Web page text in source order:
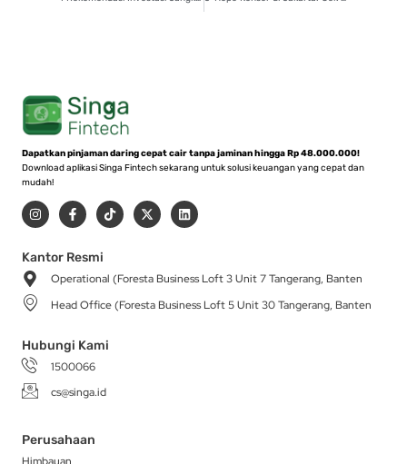
Dapatkan pinjaman daring cepat cair tanpa jaminan hingga Rp 48.000.000!
Download aplikasi Singa Fintech sekarang untuk solusi keuangan yang cepat dan
mudah!
I
n
s
a
g
r
a
m
F
a
c
b
o
-
T
i
k
X
-
t
t
r
L
i
n
i
Kantor Resmi
Operational (Foresta Business Loft 3 Unit 7 Tangerang, Banten
Head Office (Foresta Business Loft 5 Unit 30 Tangerang, Banten
Hubungi Kami
1500066
cs@singa.id
Perusahaan